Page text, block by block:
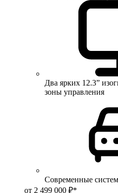
Два ярких 12.3”
зоны управления
Современные
от 2 499 000 ₽*